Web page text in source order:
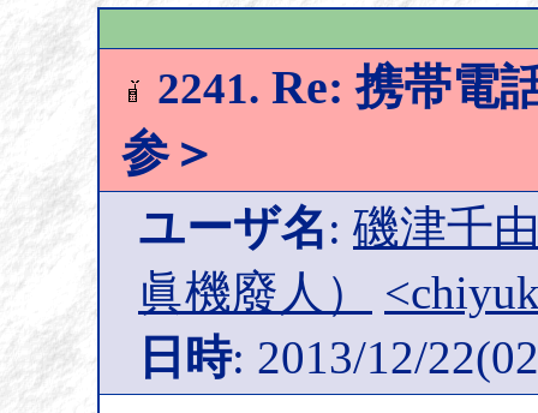
2241. Re: 携帯電
参＞
ユーザ名: 磯津千
眞機廢人）
日時: 2013/12/